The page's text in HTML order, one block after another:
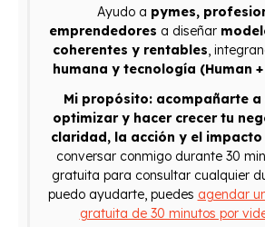
Ayudo a pymes,
emprendedores a diseñar
coherentes y rentables,
humana y tecnología (Human
Mi propósito: acompañarte a
optimizar y hacer crecer tu
claridad, la acción y el impacto
conversar conmigo durante 30
gratuita para consultar cualquier
puedo ayudarte, puedes agendar
gratuita de 30 minutos por